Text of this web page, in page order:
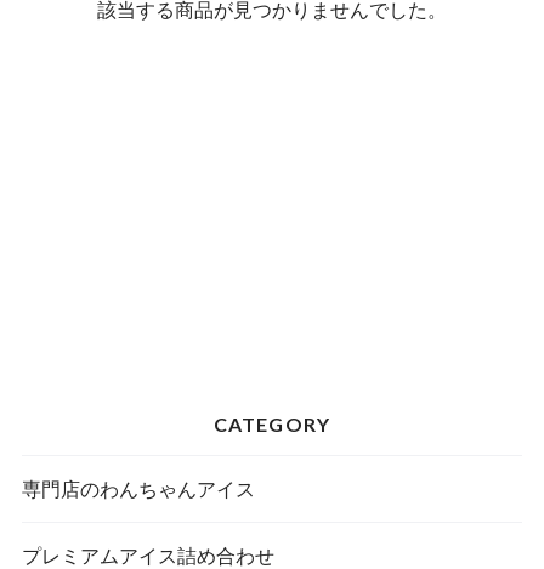
該当する商品が見つかりませんでした。
CATEGORY
専門店のわんちゃんアイス
プレミアムアイス詰め合わせ